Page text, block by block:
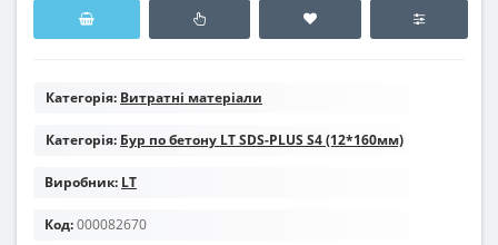
Категорія: Витратні матеріали
Категорія: Бур по бетону LT SDS-PLUS S4 (12*160мм)
Виробник: LT
Код:000082670